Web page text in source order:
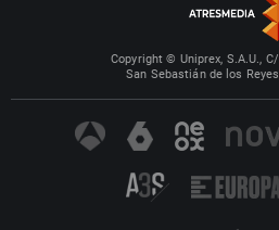
Copyright © Uniprex, S.A.U.,
San Sebastián de los